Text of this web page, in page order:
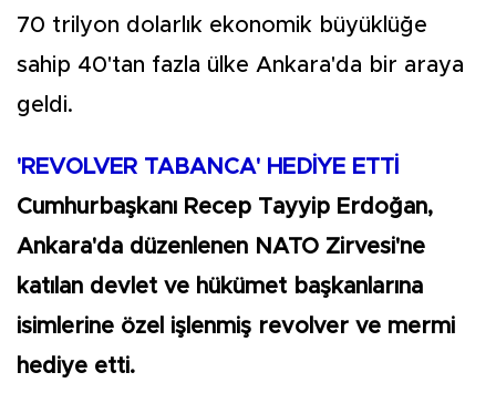
70 trilyon dolarlık ekonomik büyüklüğe
sahip 40'tan fazla ülke Ankara'da bir araya
geldi.
'REVOLVER TABANCA' HEDİYE ETTİ
Cumhurbaşkanı Recep Tayyip Erdoğan,
Ankara'da düzenlenen NATO Zirvesi'ne
katılan devlet ve hükümet başkanlarına
isimlerine özel işlenmiş revolver ve mermi
hediye etti.